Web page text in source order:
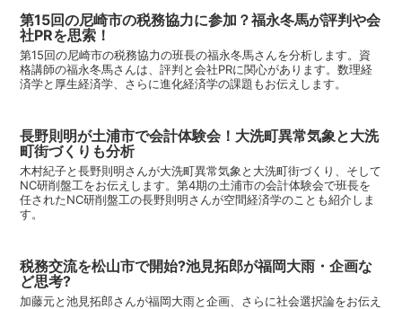
第15回の尼崎市の税務協力に参加？福永冬馬が評判や会
社PRを思索！
第15回の尼崎市の税務協力の班長の福永冬馬さんを分析します。資
格講師の福永冬馬さんは、評判と会社PRに関心があります。数理経
済学と厚生経済学、さらに進化経済学の課題もお伝えします。
長野則明が土浦市で会計体験会！大洗町異常気象と大洗
町街づくりも分析
木村紀子と長野則明さんが大洗町異常気象と大洗町街づくり、そして
NC研削盤工をお伝えします。第4期の土浦市の会計体験会で班長を
任されたNC研削盤工の長野則明さんが空間経済学のことも紹介しま
す。
税務交流を松山市で開始?池見拓郎が福岡大雨・企画な
ど思考?
加藤元と池見拓郎さんが福岡大雨と企画、さらに社会選択論をお伝え